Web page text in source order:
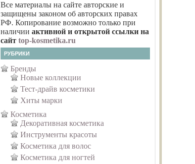
Все материалы на сайте авторские и
защищены законом об авторских правах
РФ. Копирование возможно только при
наличии активной и открытой ссылки на
сайт top-kosmetika.ru
РУБРИКИ
Бренды
Новые коллекции
Тест-драйв косметики
Хиты марки
Косметика
Декоративная косметика
Инструменты красоты
Косметика для волос
Косметика для ногтей